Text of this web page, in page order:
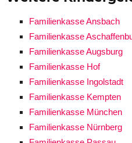
Familienkasse Ansbach
Familienkasse
Familienkasse Augsburg
Familienkasse Hof
Familienkasse Ingolstadt
Familienkasse Kempten
Familienkasse München
Familienkasse Nürnberg